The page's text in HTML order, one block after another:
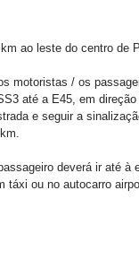
ao leste do centro de
motoristas / os
até a E45, em
e seguir a
deverá ir até à
táxi ou no autocarro